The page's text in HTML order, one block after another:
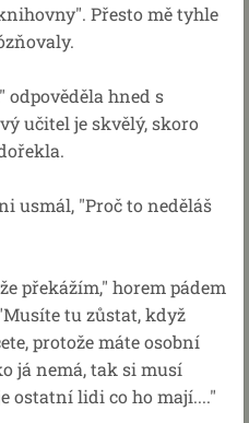
Přesto mě tyhle
hned s
učitel je skvělý, skoro
usmál, "Proč to neděláš
překážím," horem pádem
tu zůstat, když
protože máte osobní
já nemá, tak si musí
ostatní lidi co ho mají...."